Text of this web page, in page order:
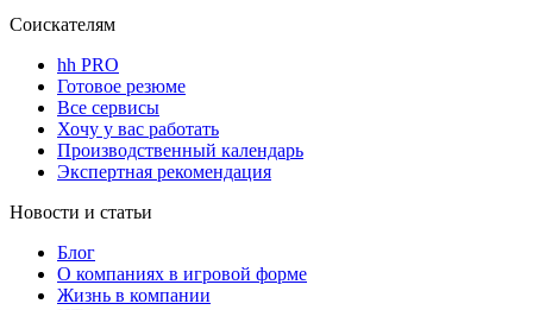
Соискателям
hh PRO
Готовое резюме
Все сервисы
Хочу у вас работать
Производственный календарь
Экспертная рекомендация
Новости и статьи
Блог
О компаниях в игровой форме
Жизнь в компании